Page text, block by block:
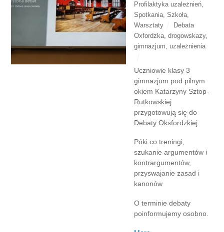
Profilaktyka uzależnień,
Spotkania,Szkoła,
Warsztaty
Debata
Oxfordzka,drogowskazy,
gimnazjum,uzależnienia
Uczniowie klasy 3
gimnazjum pod pilnym
okiem Katarzyny Sztop-
Rutkowskiej
przygotowują się do
Debaty Oksfordzkiej
Póki co treningi,
szukanie argumentów i
kontrargumentów,
przyswajanie zasad i
kanonów
O terminie debaty
poinformujemy osobno.